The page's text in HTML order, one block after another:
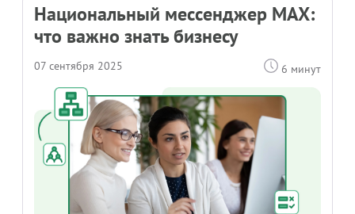
Национальный мессенджер MAX:
что важно знать бизнесу
07 сентября 2025 6 минут